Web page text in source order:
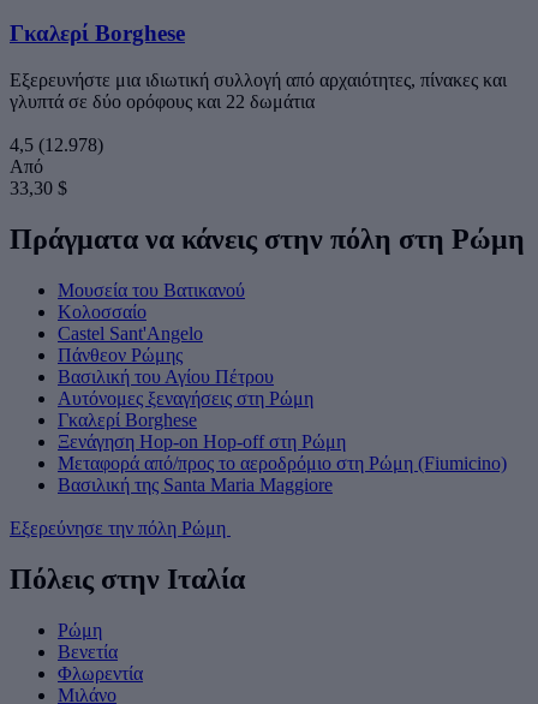
Γκαλερί Borghese
Εξερευνήστε μια ιδιωτική συλλογή από αρχαιότητες, πίνακες και
γλυπτά σε δύο ορόφους και 22 δωμάτια
4,5 (12.978)
Από
33,30 $
Πράγματα να κάνεις στην πόλη στη Ρώμη
Μουσεία του Βατικανού
Κολοσσαίο
Castel Sant'Angelo
Πάνθεον Ρώμης
Βασιλική του Αγίου Πέτρου
Αυτόνομες ξεναγήσεις στη Ρώμη
Γκαλερί Borghese
Ξενάγηση Hop-on Hop-off στη Ρώμη
Μεταφορά από/προς το αεροδρόμιο στη Ρώμη (Fiumicino)
Βασιλική της Santa Maria Maggiore
Εξερεύνησε την πόλη Ρώμη
Πόλεις στην Ιταλία
Ρώμη
Βενετία
Φλωρεντία
Μιλάνο